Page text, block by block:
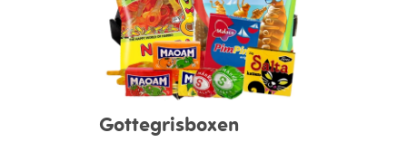
Gottegrisboxen